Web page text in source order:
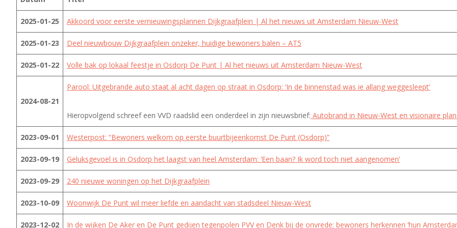
2025-01-25 Akkoord voor eerste vernieuwingsplannen Dijkgraafplein | Al het nieuws uit Amsterdam Nieuw-West
2025-01-23 Deel nieuwbouw Dijkgraafplein onzeker, huidige bewoners balen – AT5
2025-01-22 Volle bak op lokaal feestje in Osdorp De Punt | Al het nieuws uit Amsterdam Nieuw-West
2024-08-21
Parool: Uitgebrande auto staat al acht dagen op straat in Osdorp: ‘In de binnenstad was ie allang weggesleept’
Hieropvolgend schreef een VVD raadslid een onderdeel in zijn nieuwsbrief: Autobrand in Nieuw-West en visionaire
2023-09-01 Westerpost: “Bewoners welkom op eerste buurtbijeenkomst De Punt (Osdorp)”
2023-09-19 Geluksgevoel is in Osdorp het laagst van heel Amsterdam: ‘Een baan? Ik word toch niet aangenomen’
2023-09-29 240 nieuwe woningen op het Dijkgraafplein
2023-10-09 Woonwijk De Punt wil meer liefde en aandacht van stadsdeel Nieuw-West
2023-12-02 In de wijken De Aker en De Punt gedijen tegenpolen PVV en Denk bij de onvrede: bewoners herkennen ‘hun